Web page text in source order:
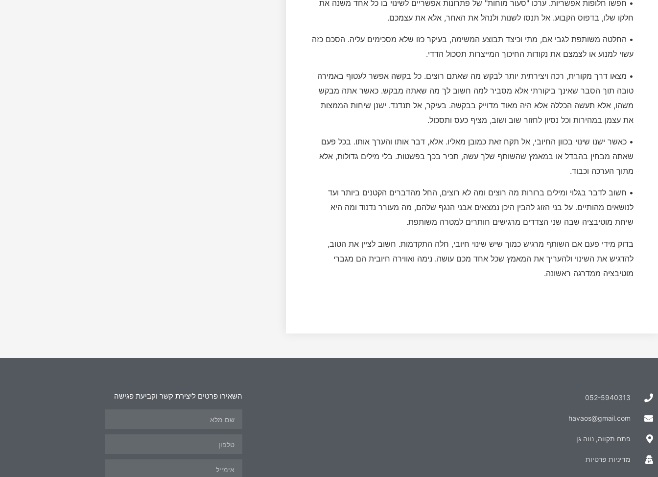
• חפשו חלופות אפשריות. ערכו "סעור מוחות" של פתרונות אפשריים לשינוי בו כל אחד משנה את
חלקו שלו, בדפוס הקבוע. אל תנסו לשנות ולנהל את האחר, אלא את עצמכם.
• החלטה משותפת לגבי אם, מתי וכיצד תבוצע המשימה, בעיקר כזו שלא מסכימים עליה. הסכם כזה
עשוי למנוע או לצמצם את נקודות החיכוך המייצרות תסכול הדדי.
• מצאו דרך מקורית, רכה ויצירתית יותר לבקש מה שאתם רוצים. כל בקשה אפשר לעטוף באמירה
טובה תוך הסבר שאינך ביקורתי אלא מסביר למה חשוב לך מה שאתה מבקש. כאשר אתה מבקש
משהו, אלא תעשה הכללה אלא היה מאוד מדוייק בבקשה. בעיקר, אל תנדנד. ישנן שיחות הממצות
את עצמן במהירות וכל נסיון לחזור שוב ושוב, מציף כעס ותסכול.
• כאשר ישנו שינוי בכוון החיובי, אל תקח זאת כמובן מאליו. אלא, דבר אותו והערך אותו. בכל פעם
שאתה מבחין בהבדל או במאמץ שהשותף שלך עשה, תכיר בכך בפשטות. בלי מילים גדולות, אלא
מתוך הערכה וכבוד.
• חשוב לדבר בגלוי ומילים ברורות מה רוצים ומה לא רוצים, החל מהדברים הקטנים ביותר ועד
לנושאים מהותיים. על בני הזוג להבין היכן נמצאים אבני הנגף שלהם, מה מעורר נדנוד ומה היא
שיחת מוטיבציה שבה שני הצדדים מרגישים חותרים למטרה משותפת.
בדוק מידי פעם אם השותף מרגיש כמוך שיש שינוי חיובי, חלה התקדמות. חשוב לציין את הטוב,
להדגיש את השינוי ולהעריך את המאמץ שכל אחד מכם עושה. נימה ואווירה חיובית הם מגברי
מוטיבציה ממדרגה ראשונה.
052-5940313
havaos@gmail.com
פתח תקווה, נווה גן
מדיניות פרטיות
השאירו פרטים ליצירת קשר וקביעת פגישה